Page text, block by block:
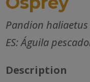
Pandion haliaetus
ES: Águila
Description